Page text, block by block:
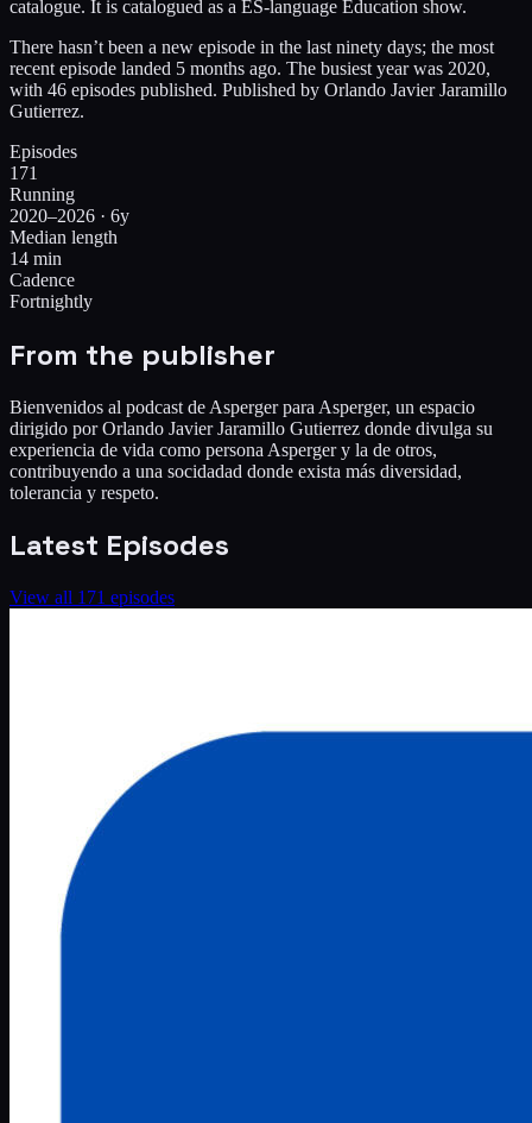
catalogue. It is catalogued as a ES-language Education show.
There hasn’t been a new episode in the last ninety days; the most
recent episode landed 5 months ago. The busiest year was 2020,
with 46 episodes published. Published by Orlando Javier Jaramillo
Gutierrez.
Episodes
171
Running
2020–2026 · 6y
Median length
14 min
Cadence
Fortnightly
From the publisher
Bienvenidos al podcast de Asperger para Asperger, un espacio
dirigido por Orlando Javier Jaramillo Gutierrez donde divulga su
experiencia de vida como persona Asperger y la de otros,
contribuyendo a una socidadad donde exista más diversidad,
tolerancia y respeto.
Latest Episodes
View all 171 episodes